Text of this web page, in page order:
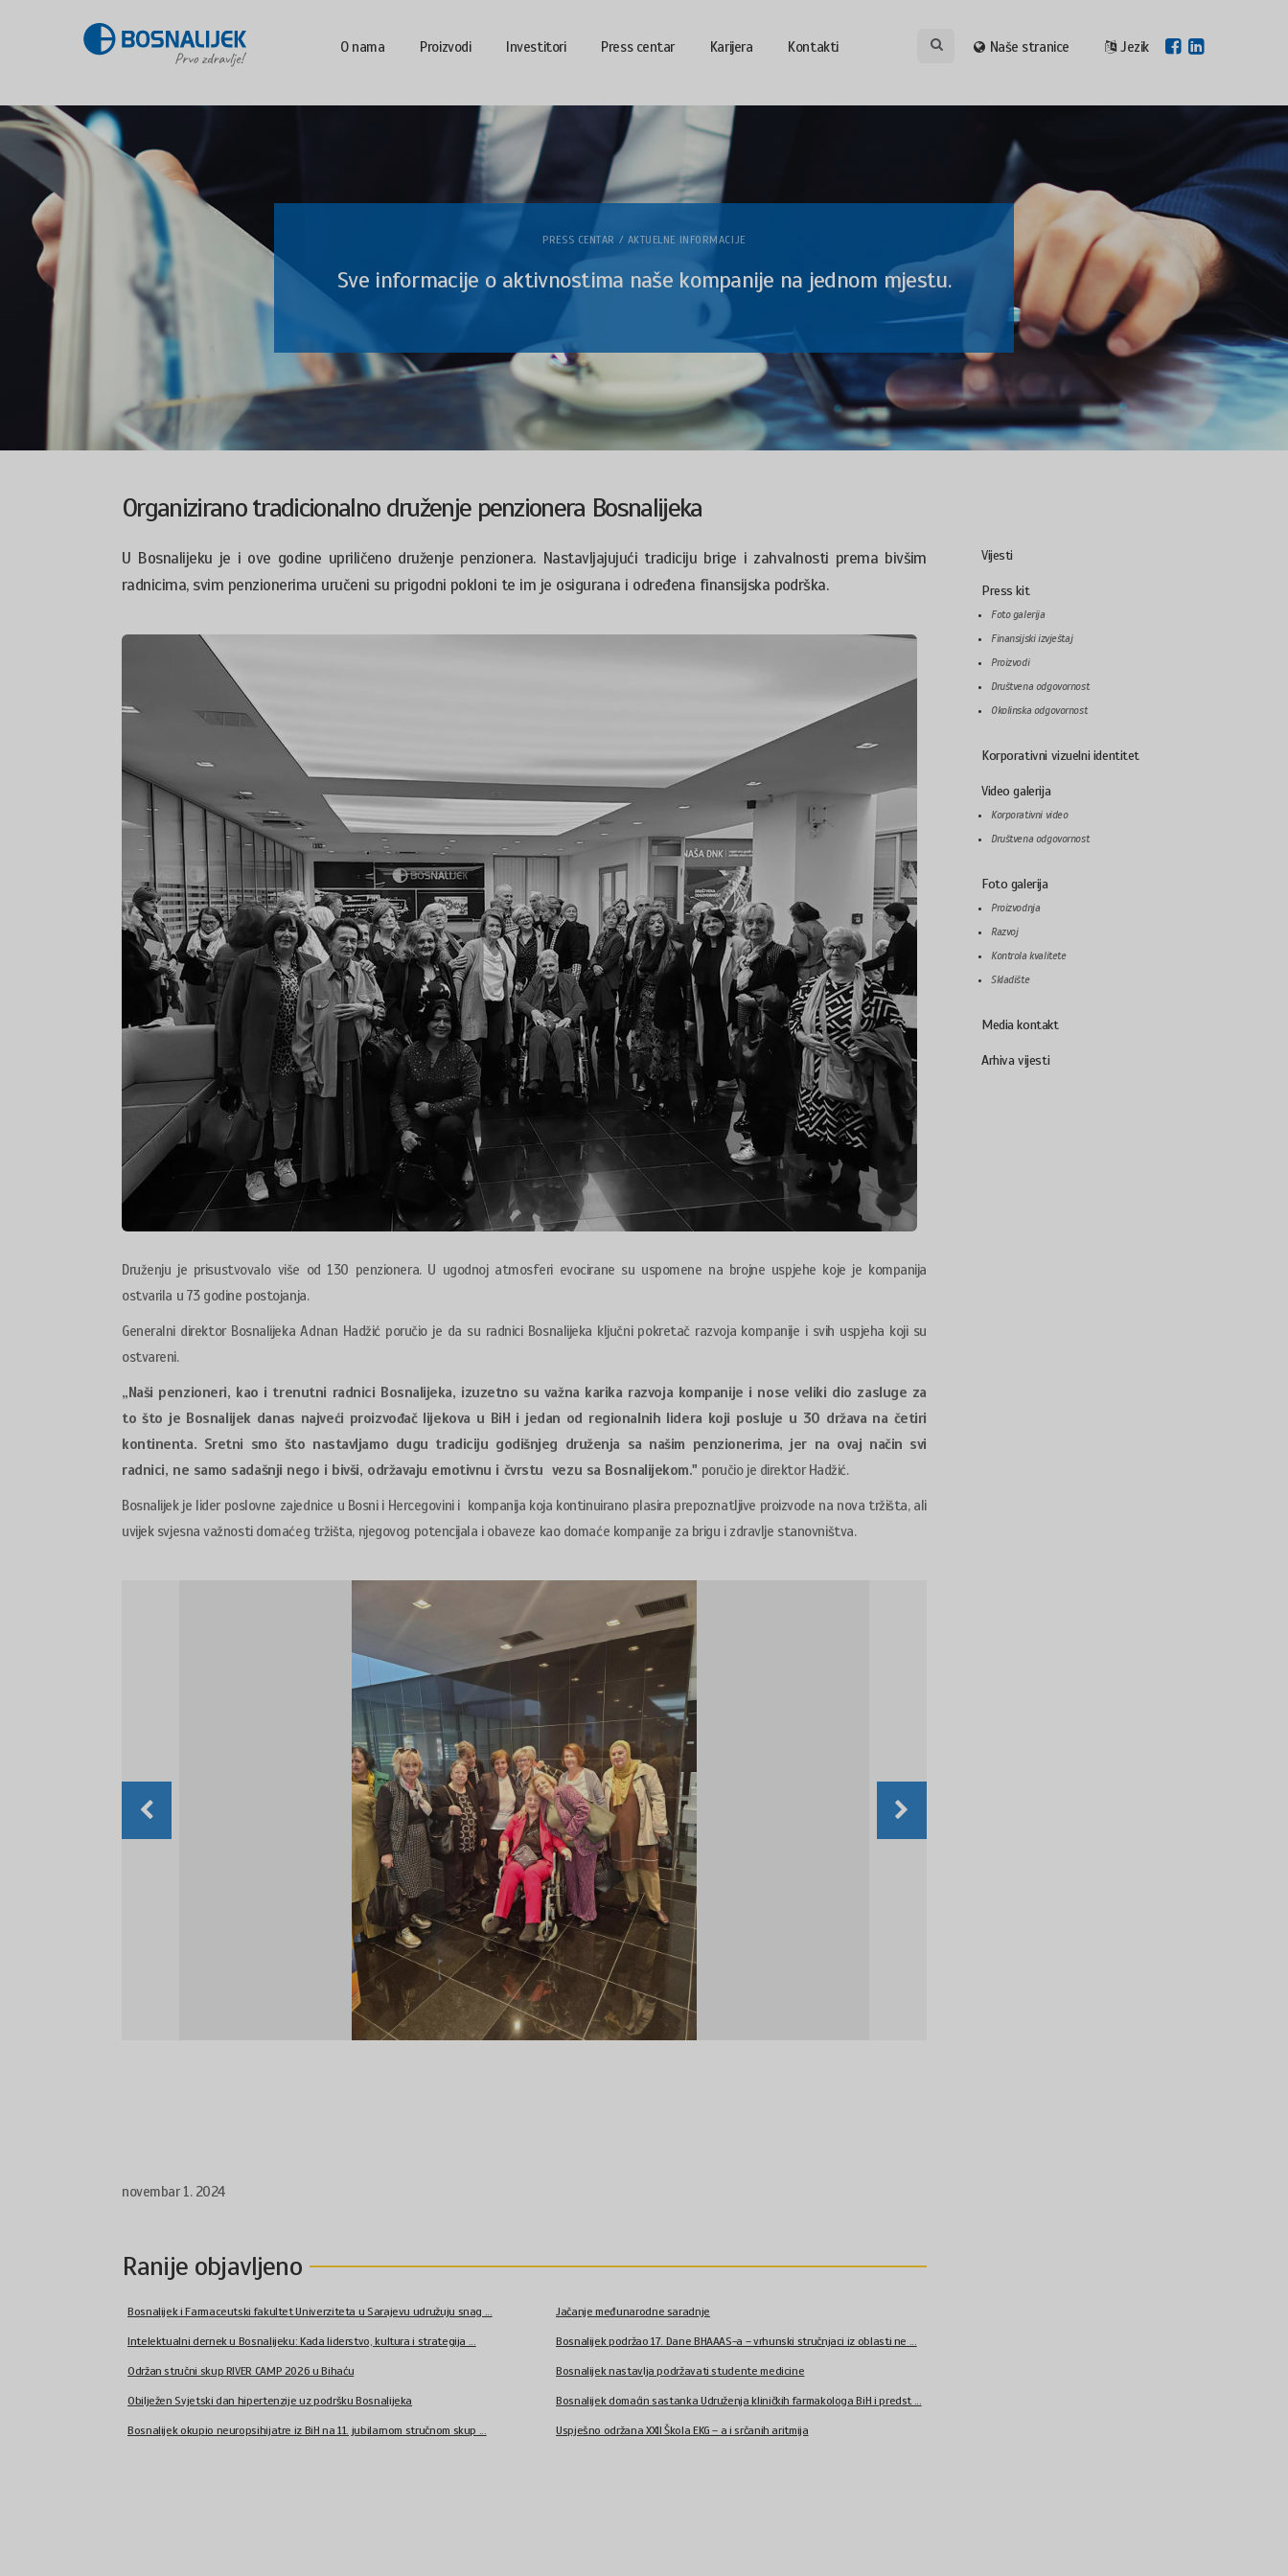
O nama Proizvodi Investitori Press centar Karijera Kontakti Naše stranice Jezik
PRESS CENTAR / AKTUELNE INFORMACIJE
Sve informacije o aktivnostima naše kompanije na jednom mjestu.
Organizirano tradicionalno druženje penzionera Bosnalijeka
U Bosnalijeku je i ove godine upriličeno druženje penzionera. Nastavljajujući tradiciju brige i zahvalnosti prema bivšim
radnicima, svim penzionerima uručeni su prigodni pokloni te im je osigurana i određena finansijska podrška.
Druženju je prisustvovalo više od 130 penzionera. U ugodnoj atmosferi evocirane su uspomene na brojne uspjehe koje je kompanija
ostvarila u 73 godine postojanja.
Generalni direktor Bosnalijeka Adnan Hadžić poručio je da su radnici Bosnalijeka ključni pokretač razvoja kompanije i svih uspjeha koji su
ostvareni.
„Naši penzioneri, kao i trenutni radnici Bosnalijeka, izuzetno su važna karika razvoja kompanije i nose veliki dio zasluge za
to što je Bosnalijek danas najveći proizvođač lijekova u BiH i jedan od regionalnih lidera koji posluje u 30 država na četiri
kontinenta. Sretni smo što nastavljamo dugu tradiciju godišnjeg druženja sa našim penzionerima, jer na ovaj način svi
radnici, ne samo sadašnji nego i bivši, održavaju emotivnu i čvrstu vezu sa Bosnalijekom." poručio je direktor Hadžić.
Bosnalijek je lider poslovne zajednice u Bosni i Hercegovini i kompanija koja kontinuirano plasira prepoznatljive proizvode na nova tržišta, ali
uvijek svjesna važnosti domaćeg tržišta, njegovog potencijala i obaveze kao domaće kompanije za brigu i zdravlje stanovništva.
novembar 1. 2024
Ranije objavljeno
Bosnalijek i Farmaceutski fakultet Univerziteta u Sarajevu udružuju snag ... Jačanje međunarodne saradnje
Intelektualni dernek u Bosnalijeku: Kada liderstvo, kultura i strategija ... Bosnalijek podržao 17. Dane BHAAAS-a – vrhunski stručnjaci iz oblasti ne ...
Održan stručni skup RIVER CAMP 2026 u Bihaću Bosnalijek nastavlja podržavati studente medicine
Obilježen Svjetski dan hipertenzije uz podršku Bosnalijeka Bosnalijek domaćin sastanka Udruženja kliničkih farmakologa BiH i predst ...
Bosnalijek okupio neuropsihijatre iz BiH na 11. jubilarnom stručnom skup ... Uspješno održana XXII Škola EKG – a i srčanih aritmija
Vijesti
Press kit
Foto galerija
Finansijski izvještaj
Proizvodi
Društvena odgovornost
Okolinska odgovornost
Korporativni vizuelni identitet
Video galerija
Korporativni video
Društvena odgovornost
Foto galerija
Proizvodnja
Razvoj
Kontrola kvalitete
Skladište
Media kontakt
Arhiva vijesti